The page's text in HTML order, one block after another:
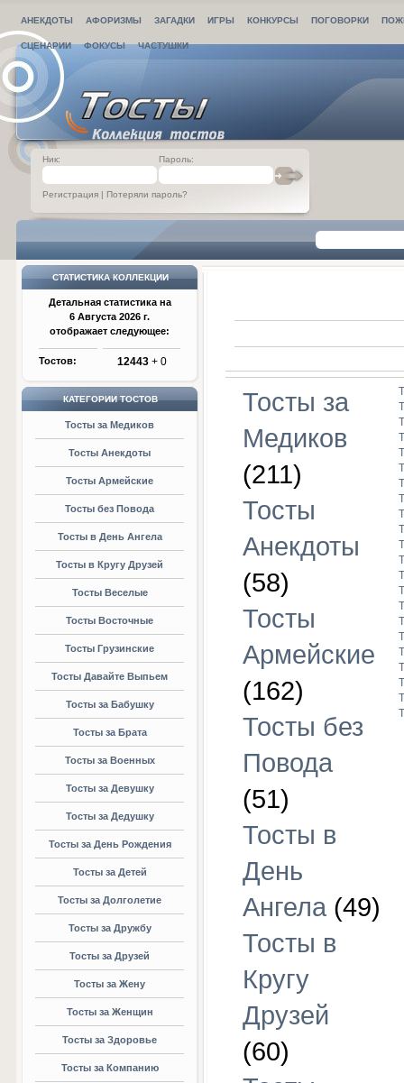
АНЕКДОТЫ АФОРИЗМЫ ЗАГАДКИ ИГРЫ КОНКУРСЫ ПОГОВОРКИ
СЦЕНАРИИ ФОКУСЫ ЧАСТУШКИ
Ник: Пароль:
Регистрация | Потеряли пароль?
СТАТИСТИКА КОЛЛЕКЦИИ
Детальная статистика на
6 Августа 2026 г.
отображает следующее:
Тостов: 12443 + 0
КАТЕГОРИИ ТОСТОВ
Тосты за Медиков
Тосты Анекдоты
Тосты Армейские
Тосты без Повода
Тосты в День Ангела
Тосты в Кругу Друзей
Тосты Веселые
Тосты Восточные
Тосты Грузинские
Тосты Давайте Выпьем
Тосты за Бабушку
Тосты за Брата
Тосты за Военных
Тосты за Девушку
Тосты за Дедушку
Тосты за День Рождения
Тосты за Детей
Тосты за Долголетие
Тосты за Дружбу
Тосты за Друзей
Тосты за Жену
Тосты за Женщин
Тосты за Здоровье
Тосты за Компанию
Тосты за
Медиков
(211)
Тосты
Анекдоты
(58)
Тосты
Армейские
(162)
Тосты без
Повода
(51)
Тосты в
День
Ангела (49)
Тосты в
Кругу
Друзей
(60)